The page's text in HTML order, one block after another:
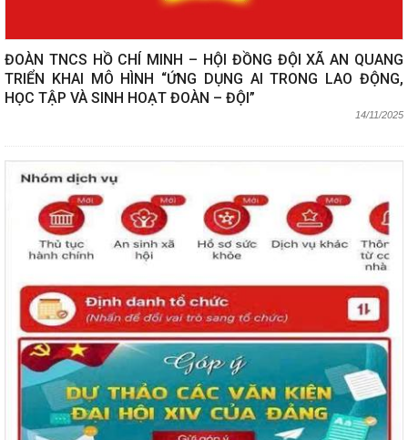
ĐOÀN TNCS HỒ CHÍ MINH – HỘI ĐỒNG ĐỘI XÃ AN QUANG
TRIỂN KHAI MÔ HÌNH “ỨNG DỤNG AI TRONG LAO ĐỘNG,
HỌC TẬP VÀ SINH HOẠT ĐOÀN – ĐỘI”
14/11/2025